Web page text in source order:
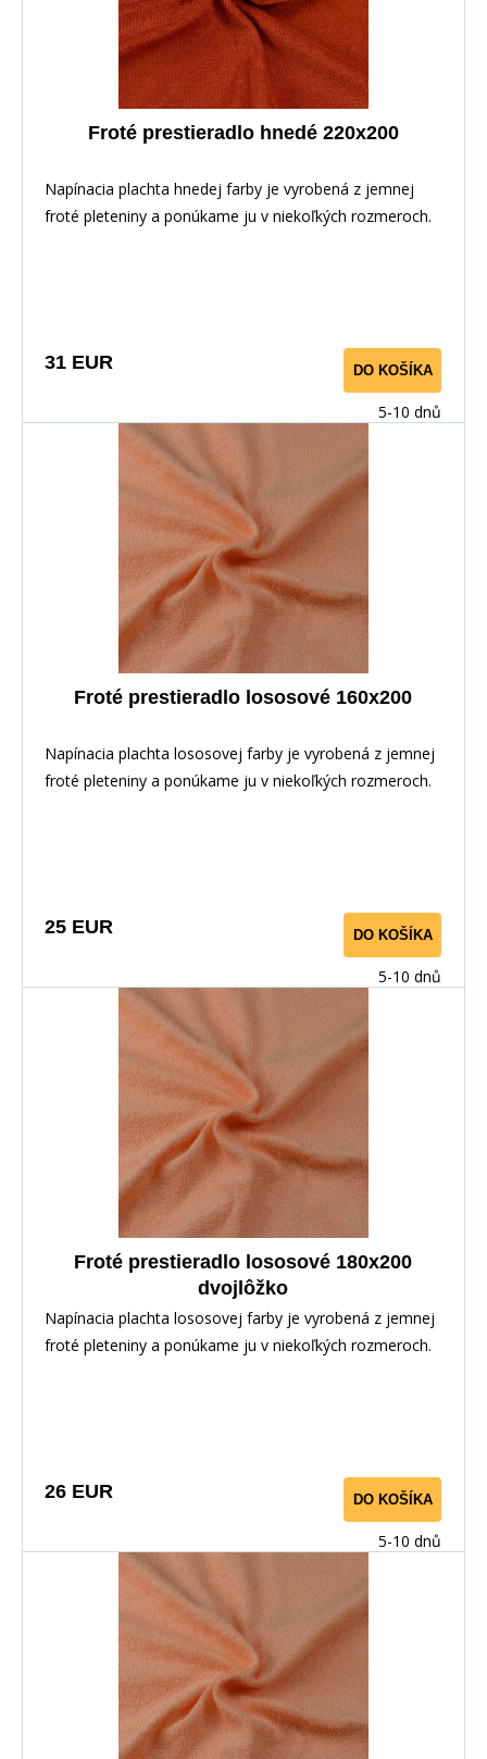
Froté prestieradlo hnedé 220x200
Napínacia plachta hnedej farby je vyrobená z jemnej
froté pleteniny a ponúkame ju v niekoľkých rozmeroch.
31 EUR DO KOŠÍKA
5-10 dnů
Froté prestieradlo lososové 160x200
Napínacia plachta lososovej farby je vyrobená z jemnej
froté pleteniny a ponúkame ju v niekoľkých rozmeroch.
25 EUR DO KOŠÍKA
5-10 dnů
Froté prestieradlo lososové 180x200
dvojlôžko
Napínacia plachta lososovej farby je vyrobená z jemnej
froté pleteniny a ponúkame ju v niekoľkých rozmeroch.
26 EUR DO KOŠÍKA
5-10 dnů